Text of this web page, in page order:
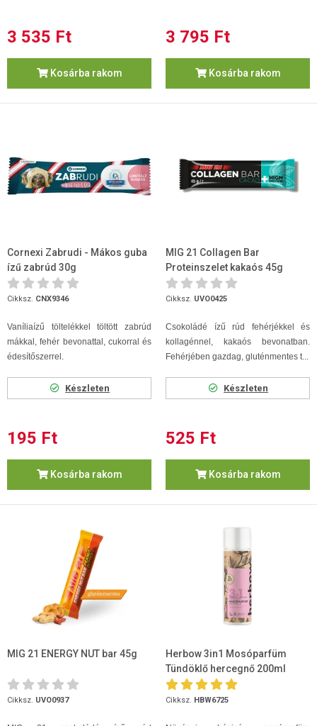
3 535 Ft
Kosárba rakom
3 795 Ft
Kosárba rakom
Cornexi Zabrudi - Mákos guba
ízű zabrúd 30g
Cikksz. CNX9346
Vaníliaízű töltelékkel töltött zabrúd
mákkal, fehér bevonattal, cukorral és
édesítőszerrel.
Készleten
195 Ft
Kosárba rakom
MIG 21 Collagen Bar
Proteinszelet kakaós 45g
Cikksz. UVO0425
Csokoládé ízű rúd fehérjékkel és
kollagénnel, kakaós bevonatban.
Fehérjében gazdag, gluténmentes t...
Készleten
525 Ft
Kosárba rakom
MIG 21 ENERGY NUT bar 45g
Cikksz. UVO0937
Herbow 3in1 Mosóparfüm
Tündöklő hercegnő 200ml
40mosás
Cikksz. HBW6725